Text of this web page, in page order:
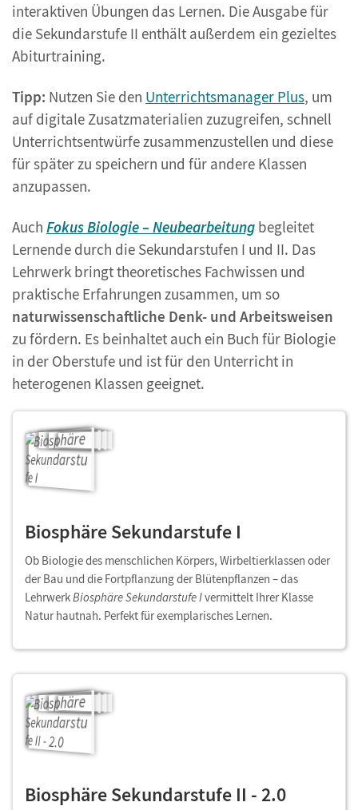
interaktiven Übungen das Lernen. Die Ausgabe für
die Sekundarstufe II enthält außerdem ein gezieltes
Abiturtraining.
Tipp: Nutzen Sie den Unterrichtsmanager Plus, um
auf digitale Zusatzmaterialien zuzugreifen, schnell
Unterrichtsentwürfe zusammenzustellen und diese
für später zu speichern und für andere Klassen
anzupassen.
Auch Fokus Biologie – Neubearbeitung begleitet
Lernende durch die Sekundarstufen I und II. Das
Lehrwerk bringt theoretisches Fachwissen und
praktische Erfahrungen zusammen, um so
naturwissenschaftliche Denk- und Arbeitsweisen
zu fördern. Es beinhaltet auch ein Buch für Biologie
in der Oberstufe und ist für den Unterricht in
heterogenen Klassen geeignet.
Biosphäre Sekundarstufe I
Ob Biologie des menschlichen Körpers, Wirbeltierklassen oder
der Bau und die Fortpflanzung der Blütenpflanzen – das
LehrwerkBiosphäre Sekundarstufe Ivermittelt Ihrer Klasse
Natur hautnah. Perfekt für exemplarisches Lernen.
Biosphäre Sekundarstufe II - 2.0